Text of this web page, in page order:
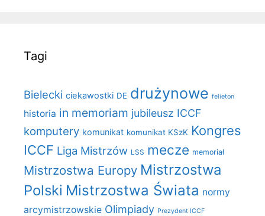
Tagi
Bielecki ciekawostki DE drużynowe felieton
historia in memoriam jubileusz ICCF
komputery komunikat komunikat KSzK Kongres
ICCF Liga Mistrzów LSS mecze memoriał
Mistrzostwa Europy Mistrzostwa
Polski Mistrzostwa Świata normy
arcymistrzowskie Olimpiady Prezydent ICCF